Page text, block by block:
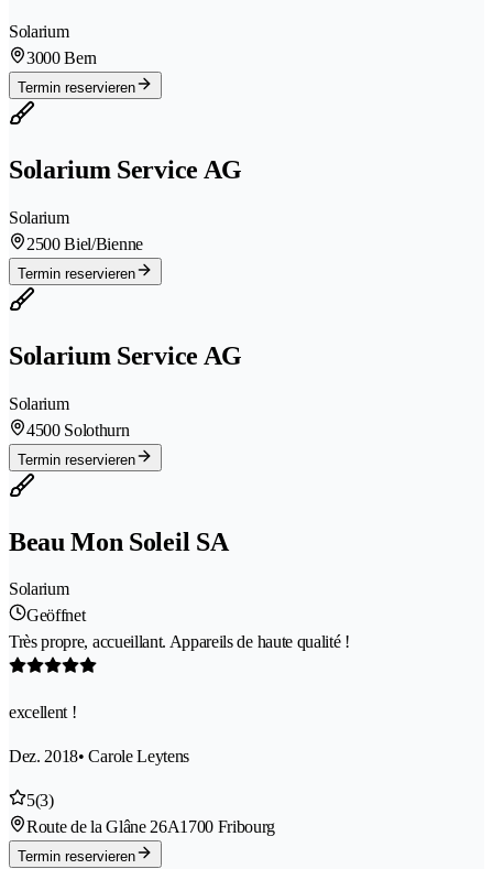
Solarium
3000 Bern
Termin reservieren
Solarium Service AG
Solarium
2500 Biel/Bienne
Termin reservieren
Solarium Service AG
Solarium
4500 Solothurn
Termin reservieren
Beau Mon Soleil SA
Solarium
Geöffnet
Très propre, accueillant. Appareils de haute qualité !
excellent !
Dez. 2018• Carole Leytens
5(3)
Route de la Glâne 26A1700 Fribourg
Termin reservieren